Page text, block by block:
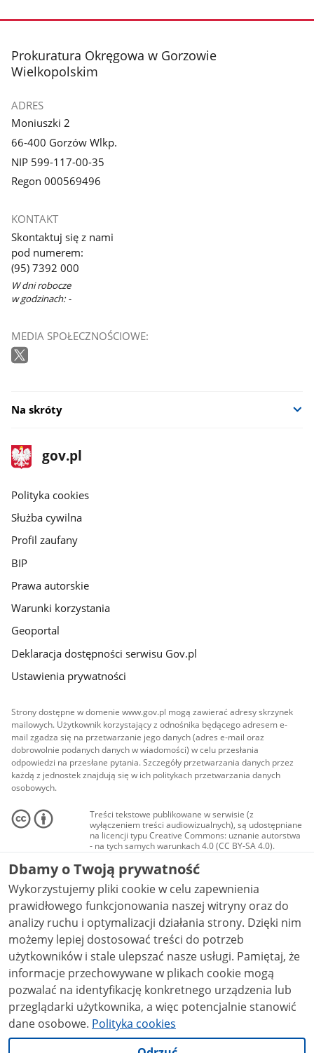
stopka
Prokuratura Okręgowa w Gorzowie
Wielkopolskim
ADRES
Moniuszki 2
66-400 Gorzów Wlkp.
NIP 599-117-00-35
Regon 000569496
KONTAKT
Skontaktuj się z nami
pod numerem:
(95) 7392 000
W dni robocze
w godzinach: -
MEDIA SPOŁECZNOŚCIOWE:
Na skróty
stopka
gov.pl
Strona
gov.pl
gov.pl
Polityka cookies
Służba cywilna
Profil zaufany
BIP
Prawa autorskie
Warunki korzystania
Geoportal
Deklaracja dostępności serwisu Gov.pl
Ustawienia prywatności
Strony dostępne w domenie www.gov.pl mogą zawierać adresy skrzynek
mailowych. Użytkownik korzystający z odnośnika będącego adresem e-
mail zgadza się na przetwarzanie jego danych (adres e-mail oraz
dobrowolnie podanych danych w wiadomości) w celu przesłania
odpowiedzi na przesłane pytania. Szczegóły przetwarzania danych przez
każdą z jednostek znajdują się w ich politykach przetwarzania danych
osobowych.
Treści tekstowe publikowane w serwisie (z
wyłączeniem treści audiowizualnych), są udostępniane
na licencji typu Creative Commons: uznanie autorstwa
- na tych samych warunkach 4.0 (CC BY-SA 4.0).
Materiały audiowizualne, w tym zdjęcia, materiały
audio i wideo, są udostępniane na licencji typu
Creative Commons: uznanie autorstwa użycie
niekomercyjne - bez utworów zależnych 4.0 (CC BY-
NC-ND 4.0), o ile nie jest to stwierdzone inaczej.
Dbamy o Twoją prywatność
Wykorzystujemy pliki cookie w celu zapewnienia
prawidłowego funkcjonowania naszej witryny oraz do
analizy ruchu i optymalizacji działania strony. Dzięki nim
możemy lepiej dostosować treści do potrzeb
użytkowników i stale ulepszać nasze usługi. Pamiętaj, że
informacje przechowywane w plikach cookie mogą
pozwalać na identyfikację konkretnego urządzenia lub
przeglądarki użytkownika, a więc potencjalnie stanowić
dane osobowe. Polityka cookies